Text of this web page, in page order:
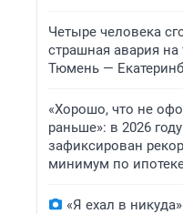
Четыре человека
страшная авария на
Тюмень —
«Хорошо, что не
раньше»: в 2026 году
зафиксирован
минимум по
«Я ехал в